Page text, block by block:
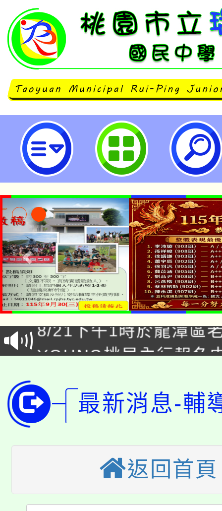
公告本校「114學年度(第2學期)身
服務方案」特教學生助理人員服務
桃園市立瑞坪國民中學
「本色祭」8/29、30在
場熱烈登場!
8/21下午1時於龍潭區
徵才活動。
YOUNG桃局內行報名
開!
115年桃園市運動會8/
田徑場及游泳池舉行。
桃園市低收入戶享有免
視費優惠，中低收入戶
半價優惠，詳情可洽有
者。
大園自造教育及科技中
份教師增能研習
大溪自造教育及科技
份教師研習
淨零綠生活教案入校路
最新消息-輔
返回首頁